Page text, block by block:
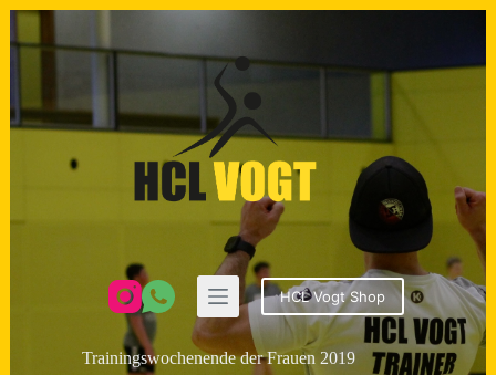
Zum
Inhalt
HCL Vogt Shop
Trainingswochenende der Frauen 2019